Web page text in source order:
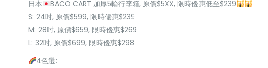
日本
BACO CART 加厚5輪行李箱, 原價$5XX, 限時優惠低至$239
S: 24吋, 原價$599, 限時優惠$239
M: 28吋, 原價$659, 限時優惠$269
L: 32吋, 原價$699, 限時優惠$298
4色選: